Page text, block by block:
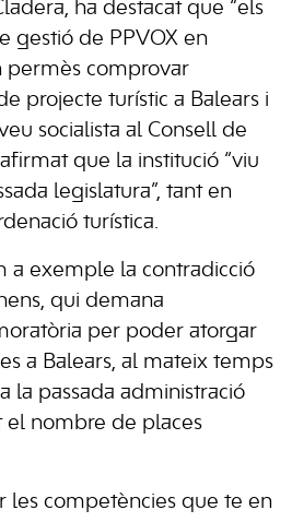
ha destacat que “els
gestió de PPVOX en
permès comprovar
projecte turístic a Balears i
socialista al Consell de
que la institució “viu
legislatura”, tant en
turística.
a exemple la contradicció
qui demana
per poder atorgar
a Balears, al mateix temps
la passada administració
el nombre de places
les competències que te en